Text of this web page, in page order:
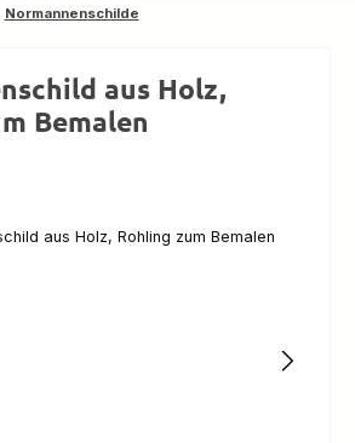
Normannenschilde
aus Holz,
Bemalen